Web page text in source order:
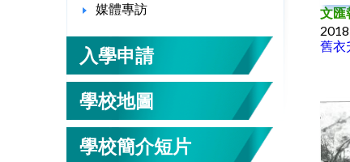
媒體專訪
入學申請
學校地圖
學校簡介短片
文匯
舊衣